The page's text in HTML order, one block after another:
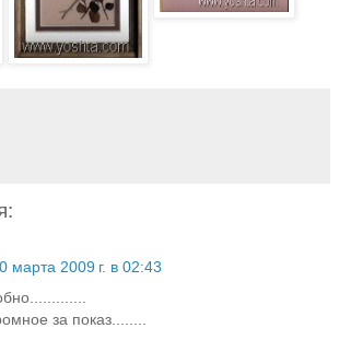
марта 2009 г. в 02:43
за показ........